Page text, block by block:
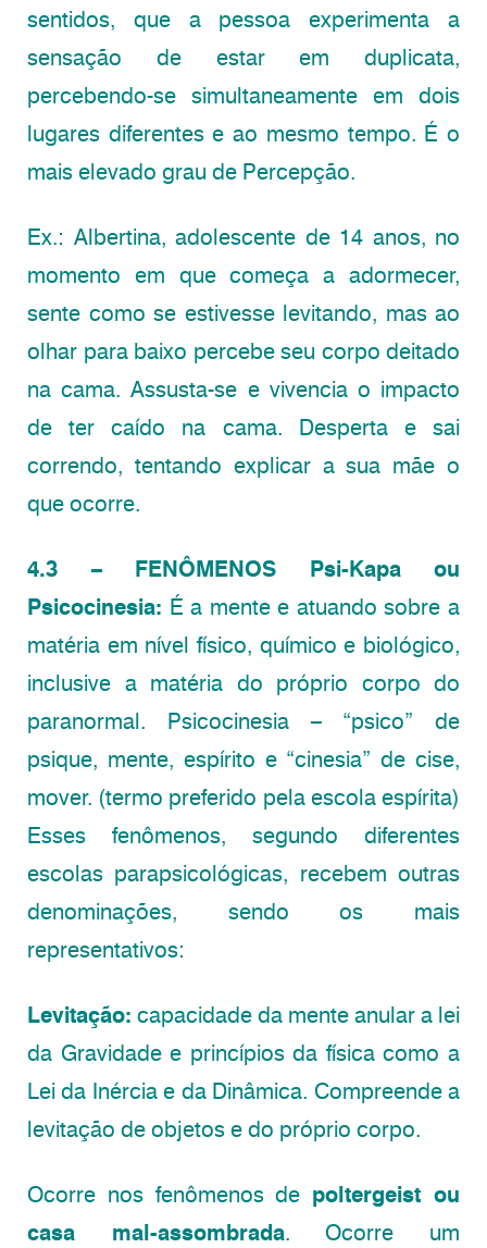
sentidos, que a pessoa experimenta a
sensação de estar em duplicata,
percebendo-se simultaneamente em dois
lugares diferentes e ao mesmo tempo. É o
mais elevado grau de Percepção.
Ex.: Albertina, adolescente de 14 anos, no
momento em que começa a adormecer,
sente como se estivesse levitando, mas ao
olhar para baixo percebe seu corpo deitado
na cama. Assusta-se e vivencia o impacto
de ter caído na cama. Desperta e sai
correndo, tentando explicar a sua mãe o
que ocorre.
4.3 – FENÔMENOS Psi-Kapa ou
Psicocinesia: É a mente e atuando sobre a
matéria em nível físico, químico e biológico,
inclusive a matéria do próprio corpo do
paranormal. Psicocinesia – “psico” de
psique, mente, espírito e “cinesia” de cise,
mover. (termo preferido pela escola espírita)
Esses fenômenos, segundo diferentes
escolas parapsicológicas, recebem outras
denominações, sendo os mais
representativos:
Levitação: capacidade da mente anular a lei
da Gravidade e princípios da física como a
Lei da Inércia e da Dinâmica. Compreende a
levitação de objetos e do próprio corpo.
Ocorre nos fenômenos de poltergeist ou
casa mal-assombrada. Ocorre um